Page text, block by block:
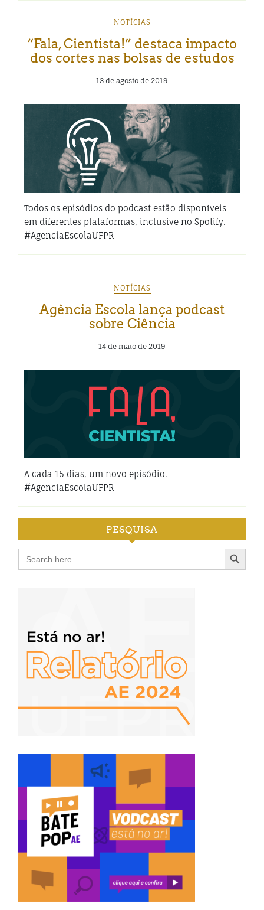
NOTÍCIAS
“Fala, Cientista!” destaca impacto
dos cortes nas bolsas de estudos
13 de agosto de 2019
Todos os episódios do podcast estão disponíveis
em diferentes plataformas, inclusive no Spotify.
#AgenciaEscolaUFPR
NOTÍCIAS
Agência Escola lança podcast
sobre Ciência
14 de maio de 2019
A cada 15 dias, um novo episódio.
#AgenciaEscolaUFPR
PESQUISA
Search
for:
Search Button